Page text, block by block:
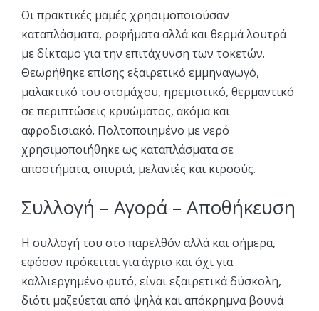
Οι πρακτικές μαμές χρησιμοποιούσαν
καταπλάσματα, ροφήματα αλλά και θερμά λουτρά
με δίκταμο για την επιτάχυνση των τοκετών.
Θεωρήθηκε επίσης εξαιρετικό εμμηναγωγό,
μαλακτικό του στομάχου, ηρεμιστικό, θερμαντικό
σε περιπτώσεις κρυώματος, ακόμα και
αφροδισιακό. Πολτοποιημένο με νερό
χρησιμοποιήθηκε ως καταπλάσματα σε
αποστήματα, σπυριά, μελανιές και κιρσούς.
Συλλογή – Αγορά – Αποθήκευση
Η συλλογή του στο παρελθόν αλλά και σήμερα,
εφόσον πρόκειται για άγριο και όχι για
καλλιεργημένο φυτό, είναι εξαιρετικά δύσκολη,
διότι μαζεύεται από ψηλά και απόκρημνα βουνά